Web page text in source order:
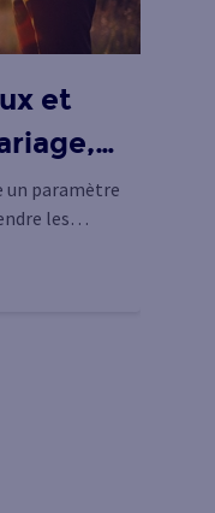
et
règles
un paramètre
les